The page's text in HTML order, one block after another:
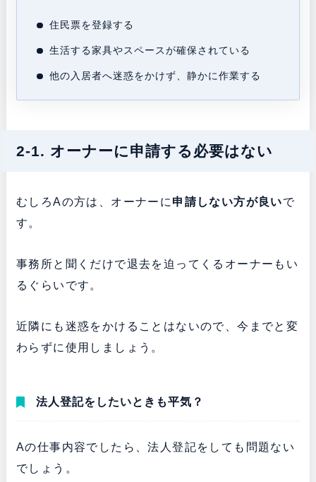
住民票を登録する
生活する家具やスペースが確保されている
他の入居者へ迷惑をかけず、静かに作業する
2-1. オーナーに申請する必要はない
むしろAの方は、オーナーに 申請しない方が良いで
す。
事務所と聞くだけで退去を迫ってくるオーナーもい
るぐらいです。
近隣にも迷惑をかけることはないので、今までと変
わらずに使用しましょう。
法人登記をしたいときも平気？
Aの仕事内容でしたら、法人登記をしても問題ない
でしょう。